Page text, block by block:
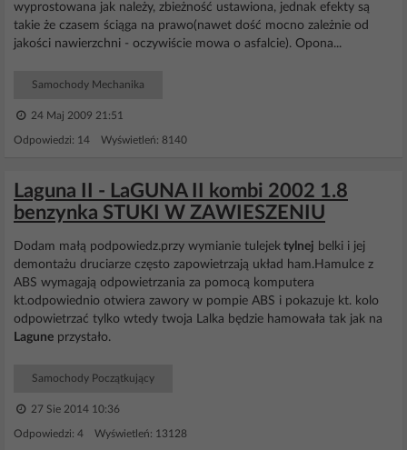
wyprostowana jak należy, zbieżność ustawiona, jednak efekty są
takie że czasem ściąga na prawo(nawet dość mocno zależnie od
jakości nawierzchni - oczywiście mowa o asfalcie). Opona...
Samochody Mechanika
24 Maj 2009 21:51
Odpowiedzi: 14 Wyświetleń: 8140
Laguna II - LaGUNA II kombi 2002 1.8
benzynka STUKI W ZAWIESZENIU
Dodam małą podpowiedz.przy wymianie tulejek tylnej belki i jej
demontażu druciarze często zapowietrzają układ ham.Hamulce z
ABS wymagają odpowietrzania za pomocą komputera
kt.odpowiednio otwiera zawory w pompie ABS i pokazuje kt. kolo
odpowietrzać tylko wtedy twoja Lalka będzie hamowała tak jak na
Lagune przystało.
Samochody Początkujący
27 Sie 2014 10:36
Odpowiedzi: 4 Wyświetleń: 13128